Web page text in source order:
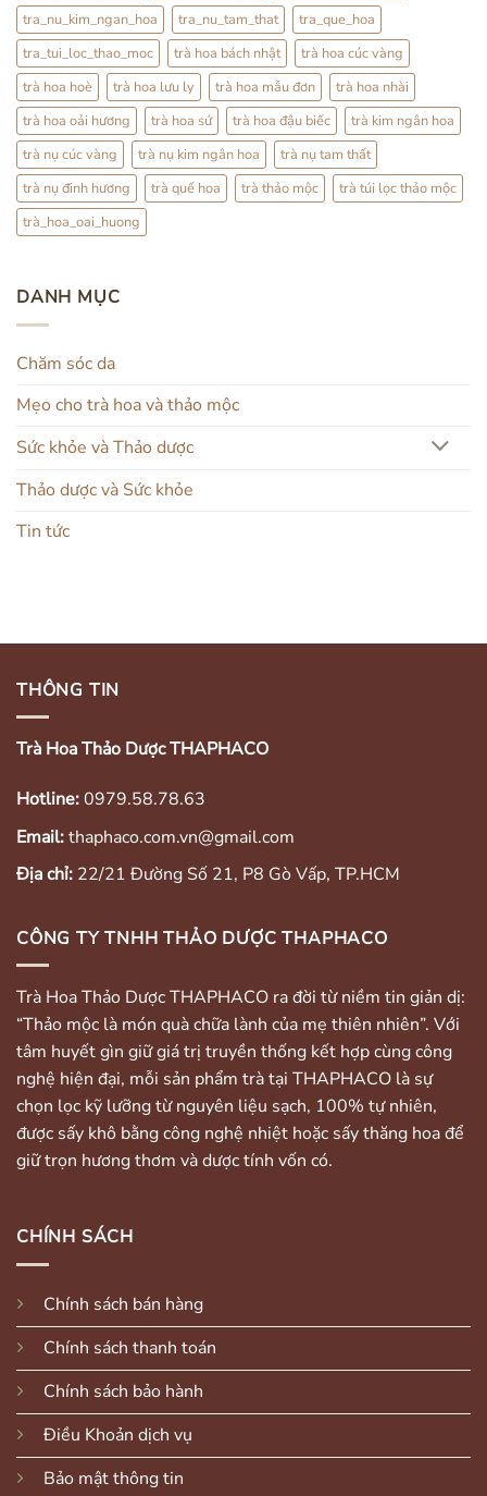
tra_nu_kim_ngan_hoa
tra_nu_tam_that
tra_que_hoa
tra_tui_loc_thao_moc
trà hoa bách nhật
trà hoa cúc vàng
trà hoa hoè
trà hoa lưu ly trà hoa mẫu đơn
trà hoa nhài
trà hoa oải hương
trà hoa sứ trà hoa đậu biếc
trà kim ngân hoa
trà nụ cúc vàng
trà nụ kim ngân hoa
trà nụ tam thất
trà nụ đinh hương
trà quế hoa trà thảo mộc
trà túi lọc thảo mộc
trà_hoa_oai_huong
DANH MỤC
Chăm sóc da
Mẹo cho trà hoa và thảo mộc
Sức khỏe và Thảo dược
Thảo dược và Sức khỏe
Tin tức
THÔNG TIN
Trà Hoa Thảo Dược THAPHACO
Hotline:0979.58.78.63
Email:thaphaco.com.vn@gmail.com
Địa chỉ: 22/21 Đường Số 21, P8 Gò Vấp, TP.HCM
CÔNG TY TNHH THẢO DƯỢC THAPHACO
Trà Hoa Thảo Dược THAPHACO ra đời từ niềm tin giản dị:
“Thảo mộc là món quà chữa lành của mẹ thiên nhiên”. Với
tâm huyết gìn giữ giá trị truyền thống kết hợp cùng công
nghệ hiện đại, mỗi sản phẩm trà tại THAPHACO là sự
chọn lọc kỹ lưỡng từ nguyên liệu sạch, 100% tự nhiên,
được sấy khô bằng công nghệ nhiệt hoặc sấy thăng hoa để
giữ trọn hương thơm và dược tính vốn có.
CHÍNH SÁCH
Chính sách bán hàng
Chính sách thanh toán
Chính sách bảo hành
Điều Khoản dịch vụ
Bảo mật thông tin